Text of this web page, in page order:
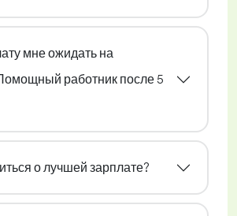
мне ожидать на
работник после 5
о лучшей зарплате?